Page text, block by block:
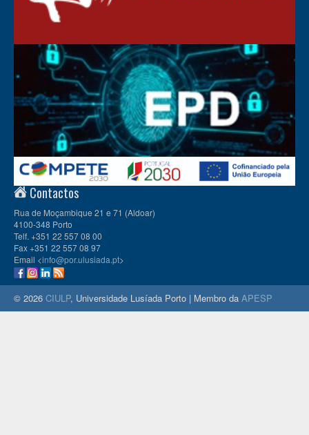
Contactos
Rua de Moçambique 21 e 71 (Aldoar)
4100-348 Porto
Telf. +351 22 557 08 00
Fax +351 22 557 08 97
Email <info@por.ulusiada.pt>
© 2026 CIULP, Universidade Lusíada Porto | Membro da APESP